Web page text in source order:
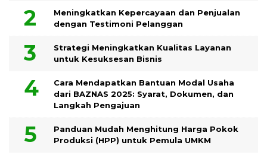
Meningkatkan Kepercayaan dan Penjualan
dengan Testimoni Pelanggan
Strategi Meningkatkan Kualitas Layanan
untuk Kesuksesan Bisnis
Cara Mendapatkan Bantuan Modal Usaha
dari BAZNAS 2025: Syarat, Dokumen, dan
Langkah Pengajuan
Panduan Mudah Menghitung Harga Pokok
Produksi (HPP) untuk Pemula UMKM